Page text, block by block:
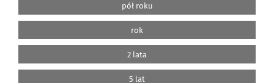
pół roku
rok
2 lata
5 lat